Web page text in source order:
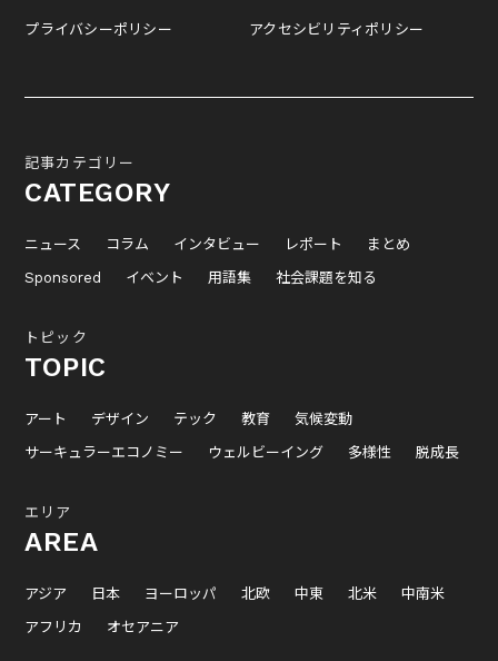
プライバシーポリシー アクセシビリティポリシー
記事カテゴリー
CATEGORY
ニュース コラム インタビュー レポート
まとめ
Sponsored
イベント 用語集 社会課題を知る
トピック
TOPIC
アート デザイン テック 教育
気候変動
サーキュラーエコノミー
ウェルビーイング 多様性 脱成長
エリア
AREA
アジア 日本 ヨーロッパ 北欧 中東 北米
中南米
アフリカ
オセアニア